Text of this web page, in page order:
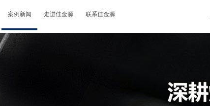
案例新闻 走进佳金源 联系佳金源